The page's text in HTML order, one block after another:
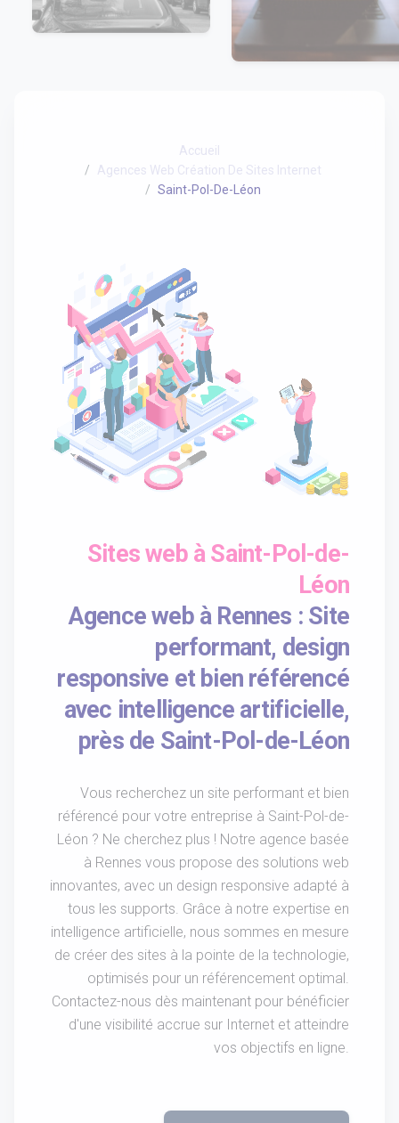
Accueil
Agences Web Création De Sites Internet
Saint-Pol-De-Léon
Sites web à Saint-Pol-de-
Léon
Agence web à Rennes : Site
performant, design
responsive et bien référencé
avec intelligence artificielle,
près de Saint-Pol-de-Léon
Vous recherchez un site performant et bien
référencé pour votre entreprise à Saint-Pol-de-
Léon ? Ne cherchez plus ! Notre agence basée
à Rennes vous propose des solutions web
innovantes, avec un design responsive adapté à
tous les supports. Grâce à notre expertise en
intelligence artificielle, nous sommes en mesure
de créer des sites à la pointe de la technologie,
optimisés pour un référencement optimal.
Contactez-nous dès maintenant pour bénéficier
d'une visibilité accrue sur Internet et atteindre
vos objectifs en ligne.